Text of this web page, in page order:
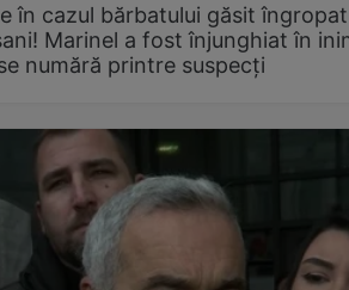
în cazul bărbatului găsit
Marinel a fost înjunghiat în
numără printre suspecți